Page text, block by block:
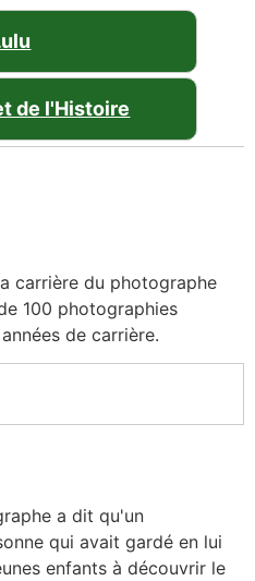
de l'Histoire
carrière du photographe
100 photographies
de carrière.
a dit qu'un
qui avait gardé en lui
enfants à découvrir le